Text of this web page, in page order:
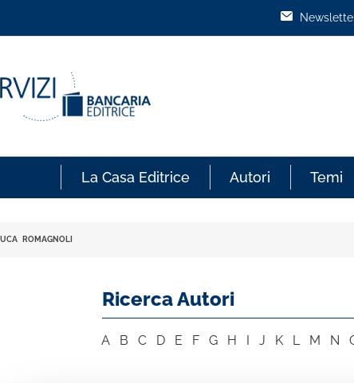
La Casa Editrice Autori Temi
ROMAGNOLI
Ricerca Autori
A B C D E F G H I J K L M N